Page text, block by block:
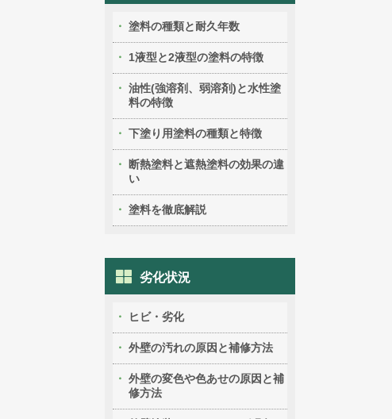
塗料の種類と耐久年数
1液型と2液型の塗料の特徴
油性(強溶剤、弱溶剤)と水性塗
料の特徴
下塗り用塗料の種類と特徴
断熱塗料と遮熱塗料の効果の違
い
塗料を徹底解説
劣化状況
ヒビ・劣化
外壁の汚れの原因と補修方法
外壁の変色や色あせの原因と補
修方法